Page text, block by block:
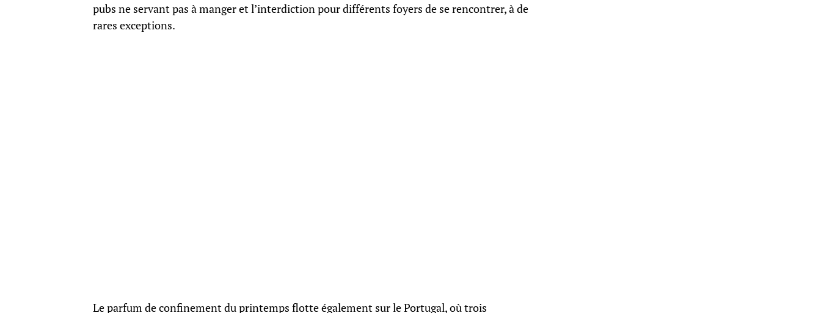
pubs ne servant pas à manger et l’interdiction pour différents foyers de se rencontrer, à de
rares exceptions.
Le parfum de confinement du printemps flotte également sur le Portugal, où trois